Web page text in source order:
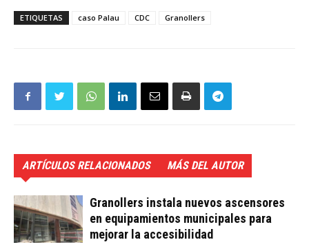
ETIQUETAS caso Palau CDC Granollers
ARTÍCULOS RELACIONADOS MÁS DEL AUTOR
Granollers instala nuevos ascensores
en equipamientos municipales para
mejorar la accesibilidad